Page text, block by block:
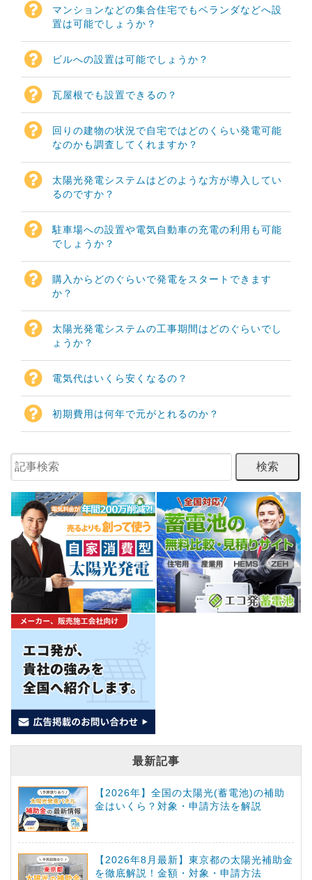
マンションなどの集合住宅でもベランダなどへ設
置は可能でしょうか？
ビルへの設置は可能でしょうか？
瓦屋根でも設置できるの？
回りの建物の状況で自宅ではどのくらい発電可能
なのかも調査してくれますか？
太陽光発電システムはどのような方が導入してい
るのですか？
駐車場への設置や電気自動車の充電の利用も可能
でしょうか？
購入からどのぐらいで発電をスタートできます
か？
太陽光発電システムの工事期間はどのぐらいでし
ょうか？
電気代はいくら安くなるの？
初期費用は何年で元がとれるのか？
最新記事
【2026年】全国の太陽光(蓄電池)の補助
金はいくら？対象・申請方法を解説
【2026年8月最新】東京都の太陽光補助金
を徹底解説！金額・対象・申請方法